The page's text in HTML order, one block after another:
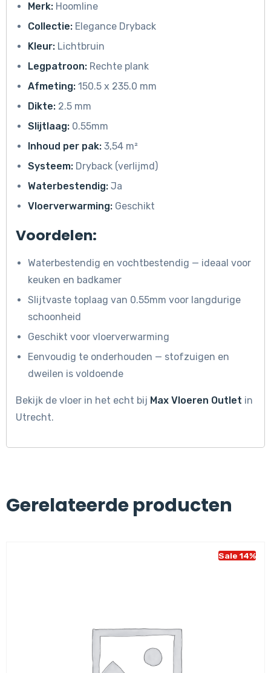
Merk: Hoomline
Collectie: Elegance Dryback
Kleur: Lichtbruin
Legpatroon: Rechte plank
Afmeting: 150.5 x 235.0 mm
Dikte: 2.5 mm
Slijtlaag: 0.55mm
Inhoud per pak: 3,54 m²
Systeem: Dryback (verlijmd)
Waterbestendig: Ja
Vloerverwarming: Geschikt
Voordelen:
Waterbestendig en vochtbestendig — ideaal voor
keuken en badkamer
Slijtvaste toplaag van 0.55mm voor langdurige
schoonheid
Geschikt voor vloerverwarming
Eenvoudig te onderhouden — stofzuigen en
dweilen is voldoende
Bekijk de vloer in het echt bij Max Vloeren Outlet in
Utrecht.
Gerelateerde producten
Sale 14%